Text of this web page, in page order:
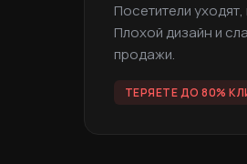
Посетители
Плохой дизайн и
продажи.
ТЕРЯЕТЕ ДО 80%